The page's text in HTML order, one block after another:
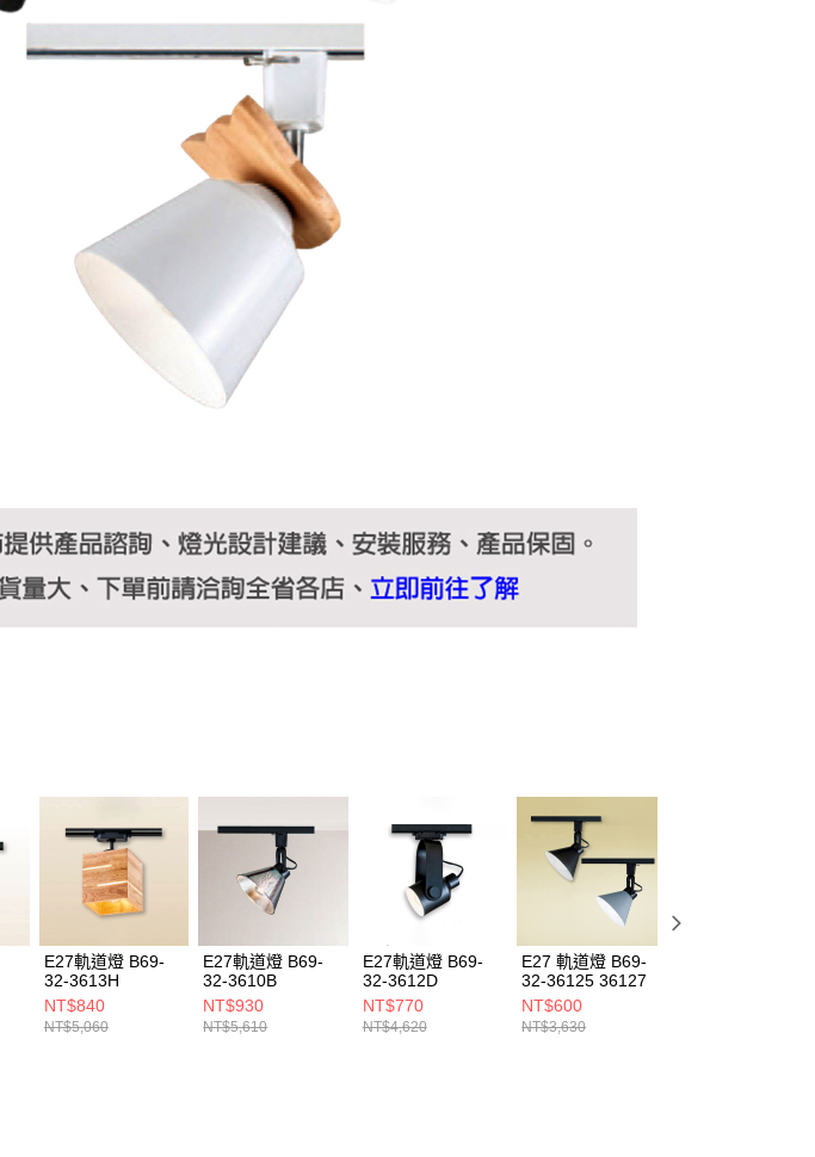
E27軌道燈 B69-
32-3613H
NT$840
NT$5,060
E27軌道燈 B69-
32-3610B
NT$930
NT$5,610
E27軌道燈 B69-
32-3612D
NT$770
NT$4,620
E27 軌道燈 B69-
32-36125 36127
NT$600
NT$3,630